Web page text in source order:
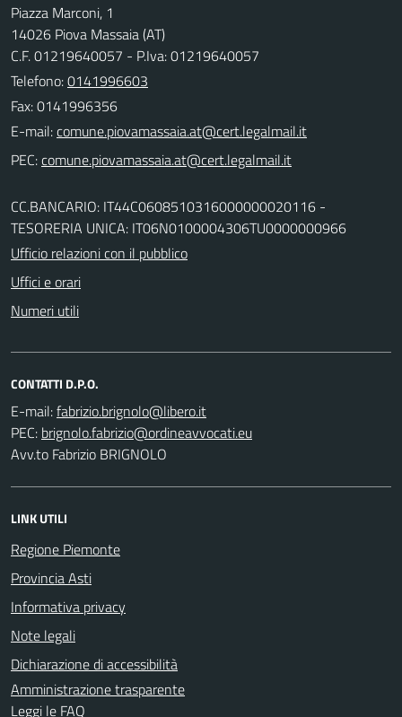
Piazza Marconi, 1
14026 Piova Massaia (AT)
C.F. 01219640057 - P.Iva: 01219640057
Telefono:0141996603
Fax: 0141996356
E-mail:
PEC:
CC.BANCARIO: IT44C0608510316000000020116 -
TESORERIA UNICA: IT06N0100004306TU0000000966
Ufficio relazioni con il pubblico
Uffici e orari
Numeri utili
CONTATTI D.P.O.
E-mail:
PEC:
Avv.to Fabrizio BRIGNOLO
LINK UTILI
Regione Piemonte
Provincia Asti
Informativa privacy
Note legali
Dichiarazione di accessibilità
Amministrazione trasparente
Leggi le FAQ